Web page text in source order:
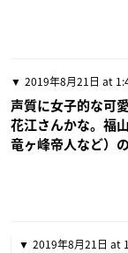
2019年8月21日 at
声質に女子的な可
花江さんかな。福
竜ヶ峰帝人など）
2019年8月21日 at